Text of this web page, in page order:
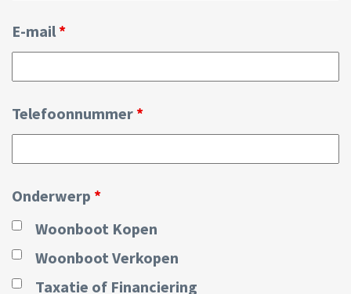
E-mail *
Telefoonnummer *
Onderwerp *
Woonboot Kopen
Woonboot Verkopen
Taxatie of Financiering